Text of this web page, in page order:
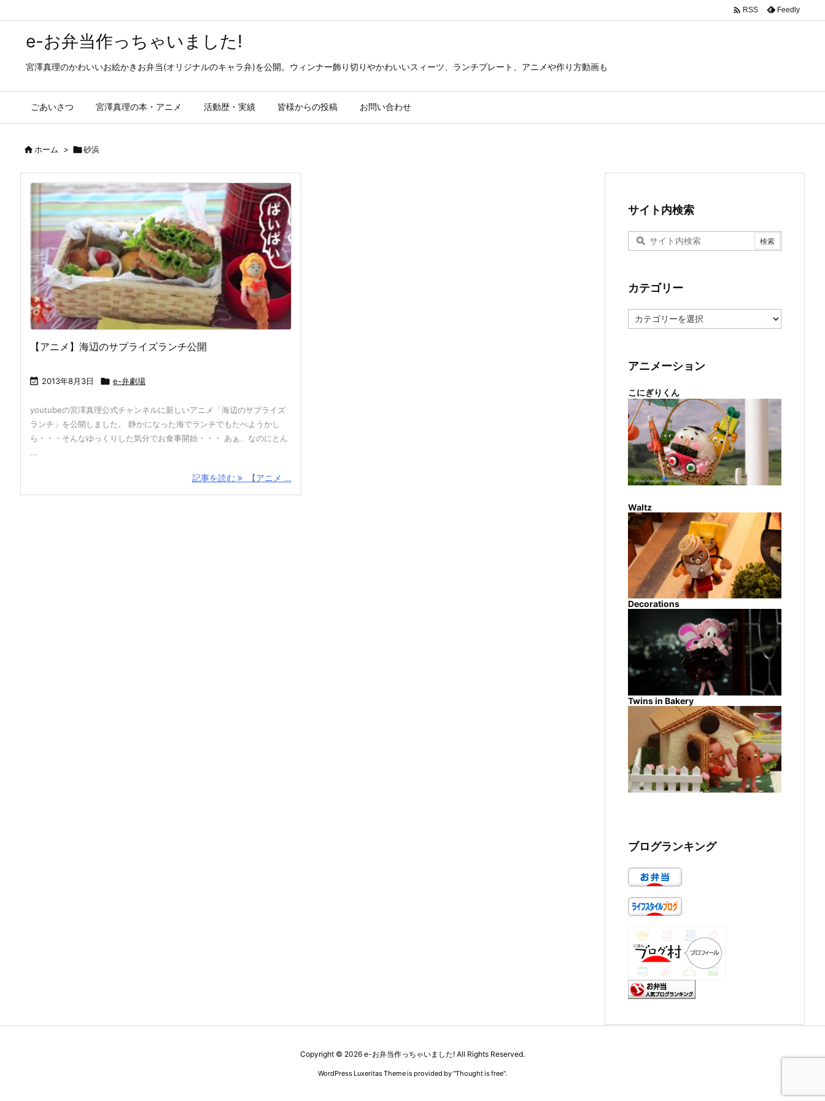
e-お弁当作っちゃいました!
宮澤真理のかわいいお絵かきお弁当(オリジナルのキャラ弁)を公開。ウィンナー飾り切りやかわいいスィーツ、ランチプレート、アニメや作り方動画も
ごあいさつ 宮澤真理の本・アニメ 活動歴・実績 皆様からの投稿 お問い合わせ
 RSS Feedly
ホーム > 砂浜
【アニメ】海辺のサプライズランチ公開
 2013年8月3日  e-弁劇場
youtubeの宮澤真理公式チャンネルに新しいアニメ「海辺のサプライズ
ランチ」を公開しました。 静かになった海でランチでもたべようかし
ら・・・そんなゆっくりした気分でお食事開始・・・ あぁ、なのにとん
...
記事を読む 【アニメ ...
サイト内検索
カテゴリー
テ
ー
アニメーション
こにぎりくん
Waltz
Decorations
Twins in Bakery
ブログランキング
Copyright © 2026 e-お弁当作っちゃいました! All Rights Reserved.
WordPress Luxeritas Theme is provided by "Thought is free".